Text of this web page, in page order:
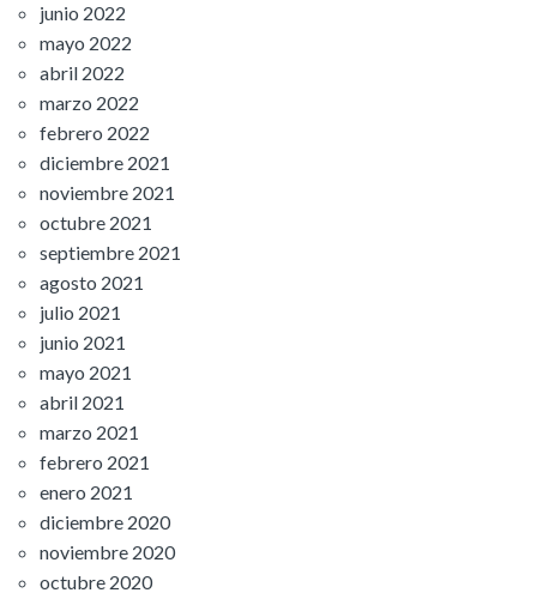
junio 2022
mayo 2022
abril 2022
marzo 2022
febrero 2022
diciembre 2021
noviembre 2021
octubre 2021
septiembre 2021
agosto 2021
julio 2021
junio 2021
mayo 2021
abril 2021
marzo 2021
febrero 2021
enero 2021
diciembre 2020
noviembre 2020
octubre 2020